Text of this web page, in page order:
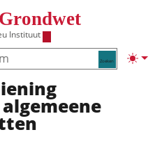
Instituut
Zoeken